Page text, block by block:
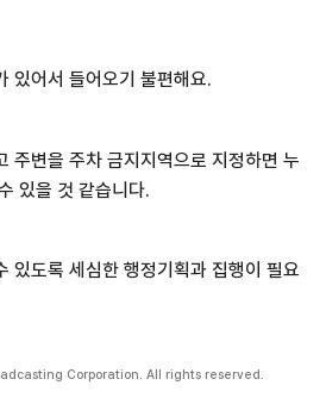
있어서 들어오기 불편해요.
주변을 주차 금지지역으로 지정하면 누
있을 것 같습니다.
있도록 세심한 행정기획과 집행이 필요
Corporation. All rights reserved.